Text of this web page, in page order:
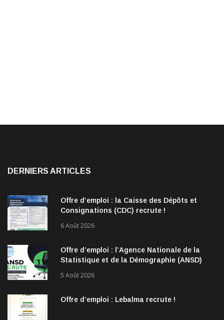
DERNIERS ARTICLES
Offre d’emploi : la Caisse des Dépôts et
Consignations (CDC) recrute !
6 Août 2026
Offre d’emploi : l’Agence Nationale de la
Statistique et de la Démographie (ANSD)
5 Août 2026
Offre d’emploi : Lebalma recrute !